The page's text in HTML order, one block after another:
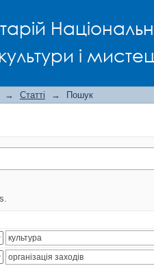
і
→ Статті → Пошук